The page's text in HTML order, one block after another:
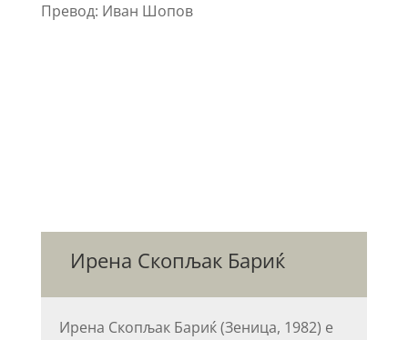
Превод: Иван Шопов
Ирена Скопљак Бариќ
Ирена Скопљак Бариќ (Зеница, 1982) е